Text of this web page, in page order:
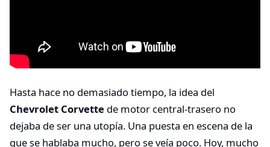
Hasta hace no demasiado tiempo, la idea del
Chevrolet Corvette de motor central-trasero no
dejaba de ser una utopía. Una puesta en escena de la
que se hablaba mucho, pero se veía poco. Hoy, mucho